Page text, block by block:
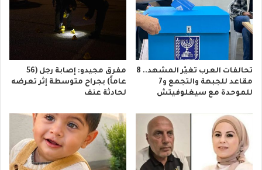
تحالفات العرب تغيّر المشهد.. 8
مقاعد للجبهة والتجمع و7
للموحدة مع سيغلوفيتش
مفرق مجيدو: إصابة رجل (56
عاماً) بجراح متوسطة إثر تعرضه
لحادثة عنف